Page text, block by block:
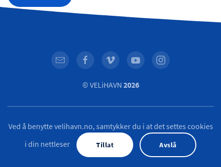
© VELiHAVN 2026
Ved å benytte velihavn.no, samtykker du i at det settes cookies
i din nettleser
Tillat Avslå